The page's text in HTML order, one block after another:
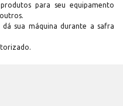
para seu equipamento
sua máquina durante a safra